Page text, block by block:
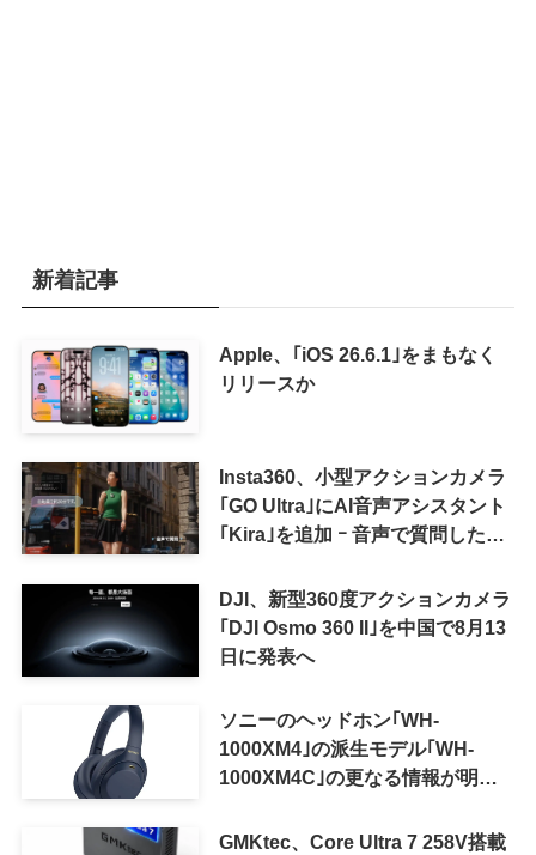
新着記事
Apple、｢iOS 26.6.1｣をまもなく
リリースか
Insta360、小型アクションカメラ
｢GO Ultra｣にAI音声アシスタント
｢Kira｣を追加 ｰ 音声で質問した
可能に
DJI、新型360度アクションカメラ
｢DJI Osmo 360 II｣を中国で8月13
日に発表へ
ソニーのヘッドホン｢WH-
1000XM4｣の派生モデル｢WH-
1000XM4C｣の更なる情報が明ら
GMKtec、Core Ultra 7 258V搭載